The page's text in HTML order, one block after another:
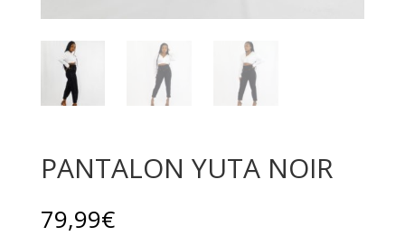
PANTALON YUTA NOIR
79,99€